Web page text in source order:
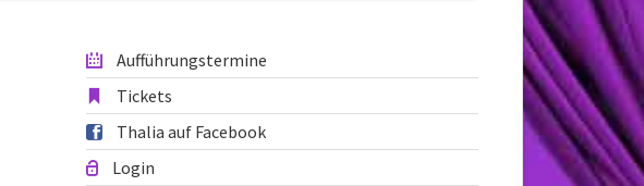
Aufführungstermine
Tickets
Thalia auf Facebook
Login